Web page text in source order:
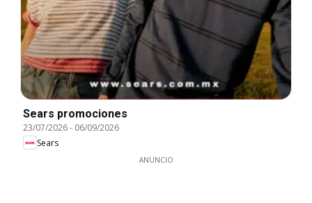
Sears promociones
23/07/2026- 06/09/2026
Sears
ANUNCIO